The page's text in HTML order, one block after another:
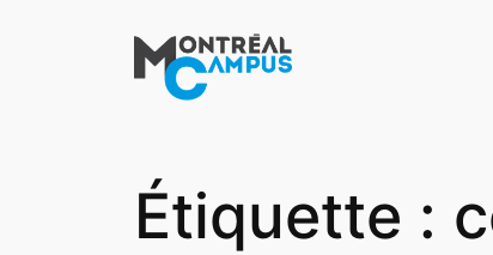
Étiquette :